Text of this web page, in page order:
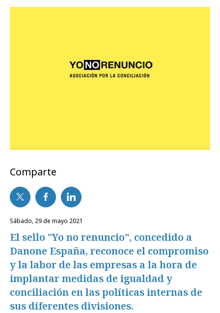
Comparte
sábado, 29 de mayo 2021
El sello "Yo no renuncio", concedido a
Danone España, reconoce el compromiso
y la labor de las empresas a la hora de
implantar medidas de igualdad y
conciliación en las políticas internas de
sus diferentes divisiones.